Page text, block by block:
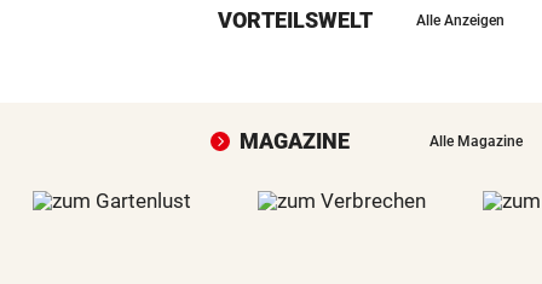
VORTEILSWELT Alle Anzeigen
MAGAZINE Alle Magazine